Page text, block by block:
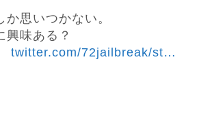
思いつかない。
興味ある？
twitter.com/72jailbreak/st…